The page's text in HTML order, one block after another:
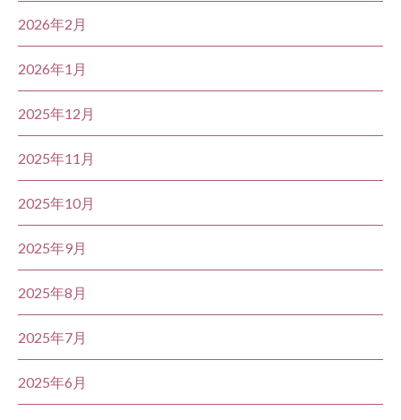
2026年2月
2026年1月
2025年12月
2025年11月
2025年10月
2025年9月
2025年8月
2025年7月
2025年6月